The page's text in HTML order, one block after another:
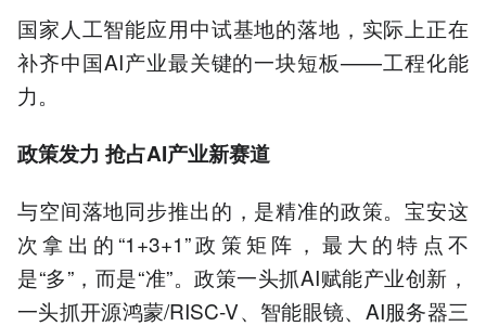
国家人工智能应用中试基地的落地，实际上正在
补齐中国AI产业最关键的一块短板——工程化能
力。
政策发力 抢占AI产业新赛道
与空间落地同步推出的，是精准的政策。宝安这
次拿出的“1+3+1”政策矩阵，最大的特点不
是“多”，而是“准”。政策一头抓AI赋能产业创新，
一头抓开源鸿蒙/RISC-V、智能眼镜、AI服务器三